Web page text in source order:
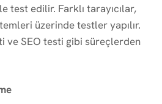
test edilir. Farklı tarayıcılar,
üzerinde testler yapılır.
ve SEO testi gibi süreçlerden